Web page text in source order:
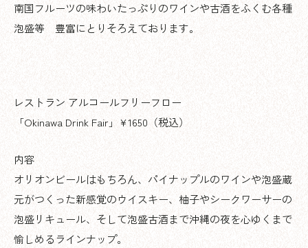
南国フルーツの味わいたっぷりのワインや古酒をふくむ各種
泡盛等 豊富にとりそろえております。
レストラン アルコールフリーフロー
「Okinawa Drink Fair」¥1650（税込）
内容
オリオンビールはもちろん、パイナップルのワインや泡盛蔵
元がつくった新感覚のウイスキー、柚子やシークワーサーの
泡盛リキュール、そして泡盛古酒まで沖縄の夜を心ゆくまで
愉しめるラインナップ。